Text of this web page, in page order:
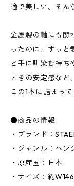
適で美しい。そん
金属製の軸にも関
ったのに、ずっと
ど手に馴染む持ち
ときの安定感など
この1本に詰まって
●商品の情報
・ブランド：
・ジャンル：ペン
・原産国：日本
・サイズ：約